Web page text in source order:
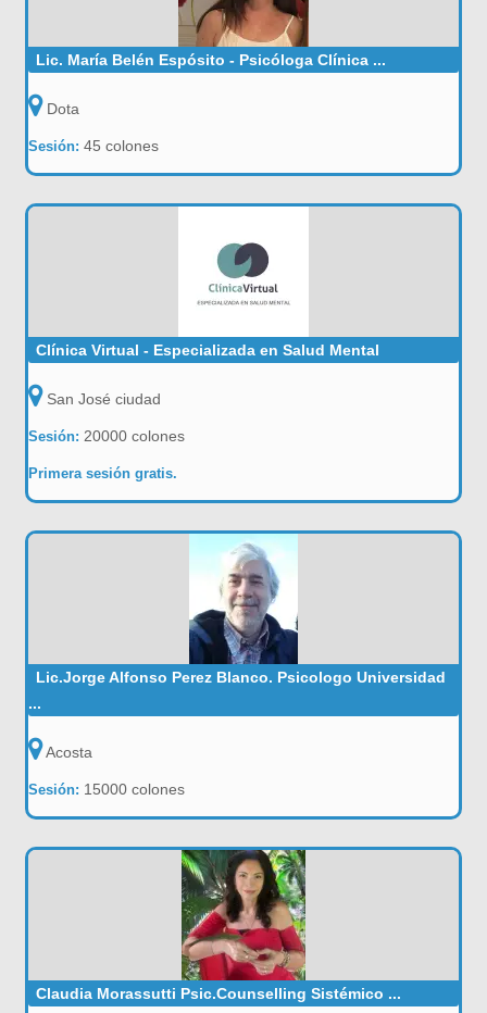
Lic. María Belén Espósito - Psicóloga Clínica ...
Dota
Sesión:45 colones
Clínica Virtual - Especializada en Salud Mental
San José ciudad
Sesión:20000 colones
Primera sesión gratis.
Lic.Jorge Alfonso Perez Blanco. Psicologo Universidad
...
Acosta
Sesión: 15000 colones
Claudia Morassutti Psic.Counselling Sistémico ...